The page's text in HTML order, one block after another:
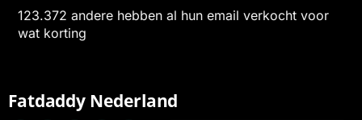
123.372 andere hebben al hun email verkocht voor
wat korting
Fatdaddy Nederland